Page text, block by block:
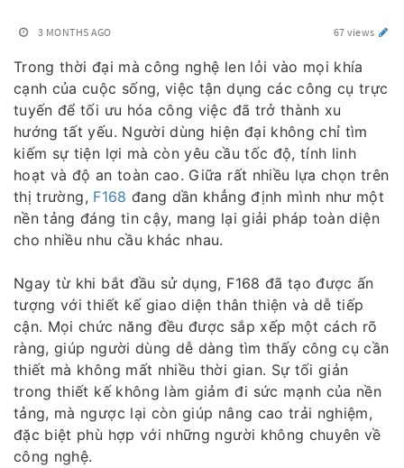
3 MONTHS AGO 67 views
Trong thời đại mà công nghệ len lỏi vào mọi khía
cạnh của cuộc sống, việc tận dụng các công cụ trực
tuyến để tối ưu hóa công việc đã trở thành xu
hướng tất yếu. Người dùng hiện đại không chỉ tìm
kiếm sự tiện lợi mà còn yêu cầu tốc độ, tính linh
hoạt và độ an toàn cao. Giữa rất nhiều lựa chọn trên
thị trường, F168 đang dần khẳng định mình như một
nền tảng đáng tin cậy, mang lại giải pháp toàn diện
cho nhiều nhu cầu khác nhau.
Ngay từ khi bắt đầu sử dụng, F168 đã tạo được ấn
tượng với thiết kế giao diện thân thiện và dễ tiếp
cận. Mọi chức năng đều được sắp xếp một cách rõ
ràng, giúp người dùng dễ dàng tìm thấy công cụ cần
thiết mà không mất nhiều thời gian. Sự tối giản
trong thiết kế không làm giảm đi sức mạnh của nền
tảng, mà ngược lại còn giúp nâng cao trải nghiệm,
đặc biệt phù hợp với những người không chuyên về
công nghệ.